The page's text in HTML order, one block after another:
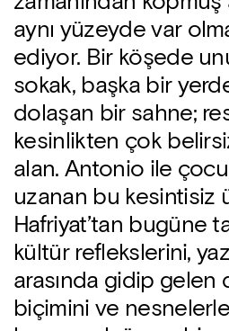
aynı yüzeyde var
ediyor. Bir köşede
sokak, başka bir
dolaşan bir sahne;
kesinlikten çok
alan. Antonio ile
uzanan bu kesintisiz
Hafriyat’tan bugüne
kültür reflekslerini,
arasında gidip gelen
biçimini ve